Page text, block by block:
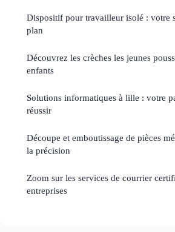
Dispositif pour travailleur isolé : votre
plan
Découvrez les crèches les jeunes
enfants
Solutions informatiques à lille : votre
réussir
Découpe et emboutissage de pièces
la précision
Zoom sur les services de courrier
entreprises